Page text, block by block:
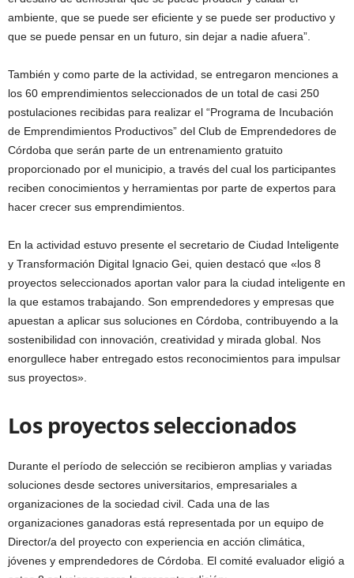
ambiente, que se puede ser eficiente y se puede ser productivo y
que se puede pensar en un futuro, sin dejar a nadie afuera”.
También y como parte de la actividad, se entregaron menciones a
los 60 emprendimientos seleccionados de un total de casi 250
postulaciones recibidas para realizar el “Programa de Incubación
de Emprendimientos Productivos” del Club de Emprendedores de
Córdoba que serán parte de un entrenamiento gratuito
proporcionado por el municipio, a través del cual los participantes
reciben conocimientos y herramientas por parte de expertos para
hacer crecer sus emprendimientos.
En la actividad estuvo presente el secretario de Ciudad Inteligente
y Transformación Digital Ignacio Gei, quien destacó que «los 8
proyectos seleccionados aportan valor para la ciudad inteligente en
la que estamos trabajando. Son emprendedores y empresas que
apuestan a aplicar sus soluciones en Córdoba, contribuyendo a la
sostenibilidad con innovación, creatividad y mirada global. Nos
enorgullece haber entregado estos reconocimientos para impulsar
sus proyectos».
Los proyectos seleccionados
Durante el período de selección se recibieron amplias y variadas
soluciones desde sectores universitarios, empresariales a
organizaciones de la sociedad civil. Cada una de las
organizaciones ganadoras está representada por un equipo de
Director/a del proyecto con experiencia en acción climática,
jóvenes y emprendedores de Córdoba. El comité evaluador eligió a